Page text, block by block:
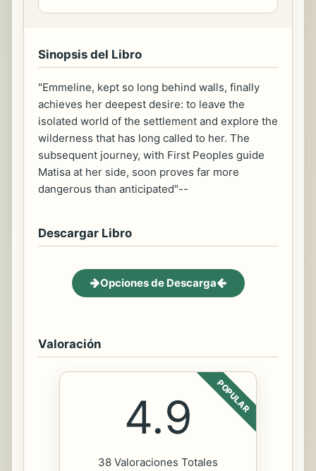
Sinopsis del Libro
"Emmeline, kept so long behind walls, finally
achieves her deepest desire: to leave the
isolated world of the settlement and explore the
wilderness that has long called to her. The
subsequent journey, with First Peoples guide
Matisa at her side, soon proves far more
dangerous than anticipated"--
Descargar Libro
Opciones de Descarga
Valoración
POPULAR
4.9
38 Valoraciones Totales